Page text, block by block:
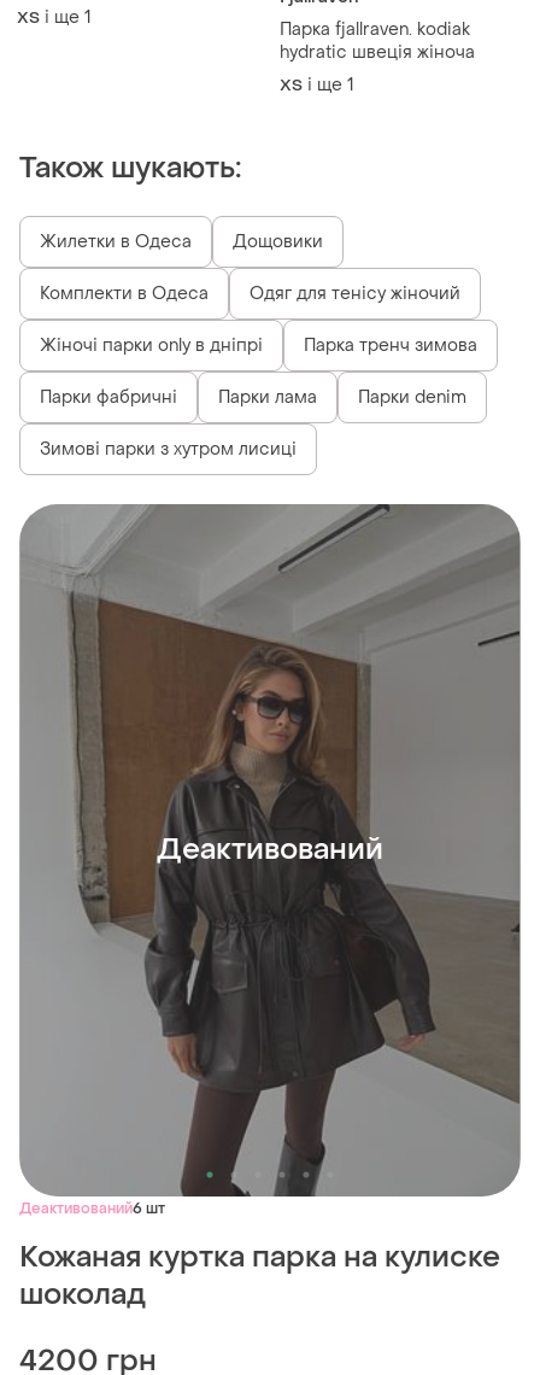
ХS і ще 1
Парка fjallraven. kodiak
hydratic швеція жіноча
ХS і ще 1
Також шукають:
Жилетки в Одеса Дощовики
Комплекти в Одеса Одяг для тенісу жіночий
Жіночі парки only в дніпрі Парка тренч зимова
Парки фабричні Парки лама Парки denim
Зимові парки з хутром лисиці
Деактивований
Деактивований6 шт
Кожаная куртка парка на кулиске
шоколад
4200 грн